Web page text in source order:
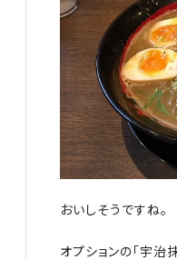
おいしそうですね。
オプションの「宇治